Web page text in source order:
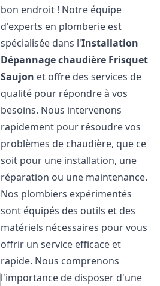
bon endroit ! Notre équipe
d'experts en plomberie est
spécialisée dans l'Installation
Dépannage chaudière Frisquet
Saujon et offre des services de
qualité pour répondre à vos
besoins. Nous intervenons
rapidement pour résoudre vos
problèmes de chaudière, que ce
soit pour une installation, une
réparation ou une maintenance.
Nos plombiers expérimentés
sont équipés des outils et des
matériels nécessaires pour vous
offrir un service efficace et
rapide. Nous comprenons
l'importance de disposer d'une